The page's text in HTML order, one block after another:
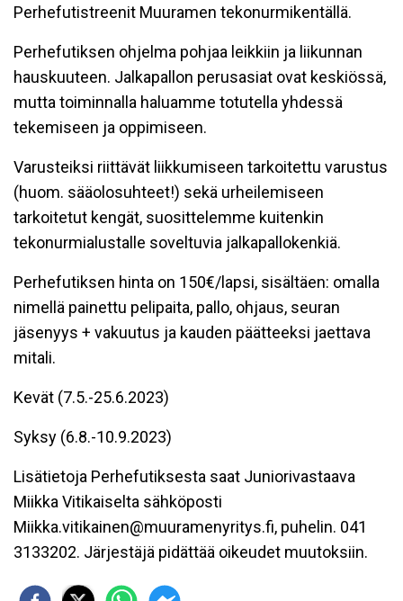
Perhefutistreenit Muuramen tekonurmikentällä.
Perhefutiksen ohjelma pohjaa leikkiin ja liikunnan
hauskuuteen. Jalkapallon perusasiat ovat keskiössä,
mutta toiminnalla haluamme totutella yhdessä
tekemiseen ja oppimiseen.
Varusteiksi riittävät liikkumiseen tarkoitettu varustus
(huom. sääolosuhteet!) sekä urheilemiseen
tarkoitetut kengät, suosittelemme kuitenkin
tekonurmialustalle soveltuvia jalkapallokenkiä.
Perhefutiksen hinta on 150€/lapsi, sisältäen: omalla
nimellä painettu pelipaita, pallo, ohjaus, seuran
jäsenyys + vakuutus ja kauden päätteeksi jaettava
mitali.
Kevät (7.5.-25.6.2023)
Syksy (6.8.-10.9.2023)
Lisätietoja Perhefutiksesta saat Juniorivastaava
Miikka Vitikaiselta sähköposti
Miikka.vitikainen@muuramenyritys.fi, puhelin. 041
3133202. Järjestäjä pidättää oikeudet muutoksiin.